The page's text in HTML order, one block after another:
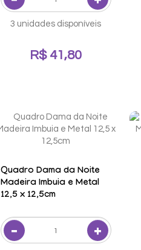
3 unidades disponíveis
R$ 41,80
Quadro Dama da Noite
Madeira Imbuia e Metal
12,5 x 12,5cm